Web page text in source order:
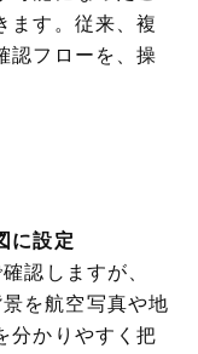
ます。従来、複
認フローを、操
に設定
認しますが、
を航空写真や地
分かりやすく把